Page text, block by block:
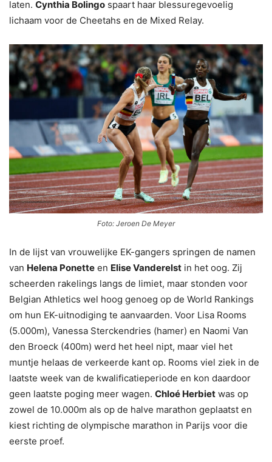
laten. Cynthia Bolingo spaart haar blessuregevoelig
lichaam voor de Cheetahs en de Mixed Relay.
Foto: Jeroen De Meyer
In de lijst van vrouwelijke EK-gangers springen de namen
van Helena Ponette en Elise Vanderelst in het oog. Zij
scheerden rakelings langs de limiet, maar stonden voor
Belgian Athletics wel hoog genoeg op de World Rankings
om hun EK-uitnodiging te aanvaarden. Voor Lisa Rooms
(5.000m), Vanessa Sterckendries (hamer) en Naomi Van
den Broeck (400m) werd het heel nipt, maar viel het
muntje helaas de verkeerde kant op. Rooms viel ziek in de
laatste week van de kwalificatieperiode en kon daardoor
geen laatste poging meer wagen. Chloé Herbiet was op
zowel de 10.000m als op de halve marathon geplaatst en
kiest richting de olympische marathon in Parijs voor die
eerste proef.